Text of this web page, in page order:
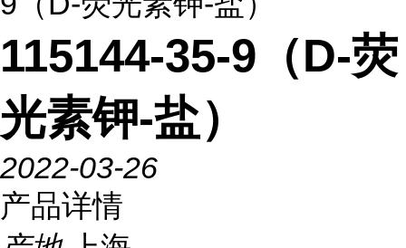
115144-35-9（D-荧
光素钾-盐）
2022-03-26
产品详情